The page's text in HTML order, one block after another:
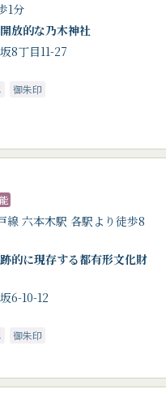
1分
放的な乃木神社
8丁目11-27
御朱印
線 六本木駅 各駅より徒歩8
的に現存する都有形文化財
6-10-12
御朱印